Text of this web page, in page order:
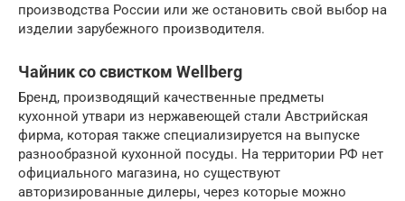
производства России или же остановить свой выбор на
изделии зарубежного производителя.
Чайник со свистком Wellberg
Бренд, производящий качественные предметы
кухонной утвари из нержавеющей стали Австрийская
фирма, которая также специализируется на выпуске
разнообразной кухонной посуды. На территории РФ нет
официального магазина, но существуют
авторизированные дилеры, через которые можно